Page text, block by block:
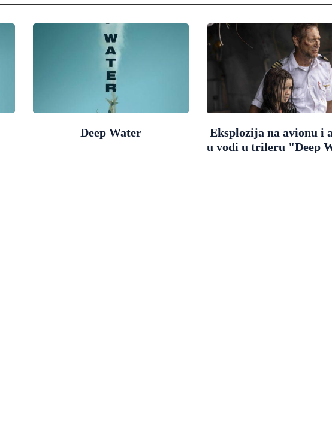
Deep Water
Eksplozija na avionu i
u vodi u trileru "Deep